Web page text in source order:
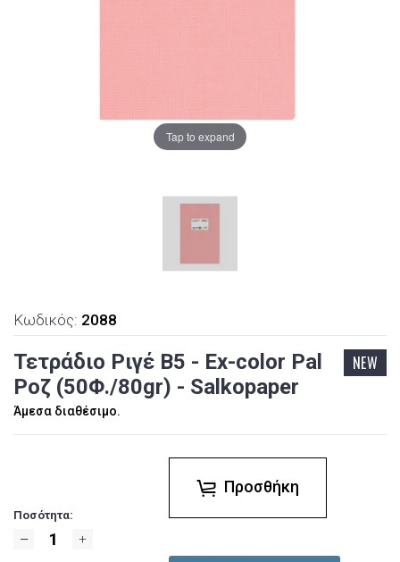
Tap to expand
Κωδικός: 2088
Τετράδιο Ριγέ Β5 - Ex-color Pal
Ροζ (50Φ./80gr) - Salkopaper
NEW
Άμεσα διαθέσιμο.
Ποσότητα:
Προσθήκη